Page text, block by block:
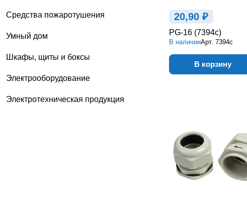
20,90 ₽
PG-16 (7394c)
В наличииАрт. 7394c
В корзину
Средства пожаротушения
Умный дом
Шкафы, щиты и боксы
Электрооборудование
Электротехническая продукция